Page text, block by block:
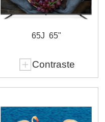
65J 65"
Contraste